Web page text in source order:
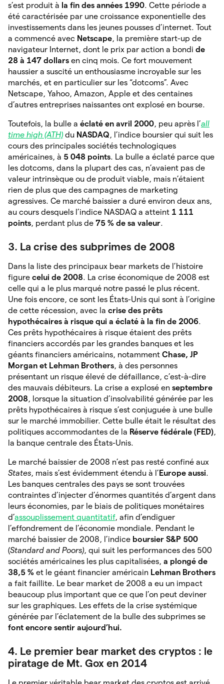
s’est produit à la fin des années 1990. Cette période a
été caractérisée par une croissance exponentielle des
investissements dans les jeunes pousses d’internet. Tout
a commencé avec Netscape, la première start-up de
navigateur Internet, dont le prix par action a bondi de
28 à 147 dollars en cinq mois. Ce fort mouvement
haussier a suscité un enthousiasme incroyable sur les
marchés, et en particulier sur les “dotcoms”. Avec
Netscape, Yahoo, Amazon, Apple et des centaines
d’autres entreprises naissantes ont explosé en bourse.
Toutefois, la bulle a éclaté en avril 2000, peu après l’all
time high (ATH) du NASDAQ, l’indice boursier qui suit les
cours des principales sociétés technologiques
américaines, à 5 048 points. La bulle a éclaté parce que
les dotcoms, dans la plupart des cas, n’avaient pas de
valeur intrinsèque ou de produit viable, mais n’étaient
rien de plus que des campagnes de marketing
agressives. Ce marché baissier a duré environ deux ans,
au cours desquels l’indice NASDAQ a atteint 1 111
points, perdant plus de 75 % de sa valeur.
3. La crise des subprimes de 2008
Dans la liste des principaux bear markets de l’histoire
figure celui de 2008. La crise économique de 2008 est
celle qui a le plus marqué notre passé le plus récent.
Une fois encore, ce sont les États-Unis qui sont à l’origine
de cette récession, avec la crise des prêts
hypothécaires à risque qui a éclaté à la fin de 2006.
Ces prêts hypothécaires à risque étaient des prêts
financiers accordés par les grandes banques et les
géants financiers américains, notamment Chase, JP
Morgan et Lehman Brothers, à des personnes
présentant un risque élevé de défaillance, c’est-à-dire
des mauvais débiteurs. La crise a explosé en septembre
2008, lorsque la situation d’insolvabilité générée par les
prêts hypothécaires à risque s’est conjuguée à une bulle
sur le marché immobilier. Cette bulle était le résultat des
politiques accommodantes de la Réserve fédérale (FED),
la banque centrale des États-Unis.
Le marché baissier de 2008 n’est pas resté confiné aux
States, mais s’est évidemment étendu à l’ Europe aussi.
Les banques centrales des pays se sont trouvées
contraintes d’injecter d’énormes quantités d’argent dans
leurs économies, par le biais de politiques monétaires
d’assouplissement quantitatif, afin d’endiguer
l’effondrement de l’économie mondiale. Pendant le
marché baissier de 2008, l’indice boursier S&P 500
(Standard and Poors), qui suit les performances des 500
sociétés américaines les plus capitalisées, a plongé de
38,5 % et le géant financier américain Lehman Brothers
a fait faillite. Le bear market de 2008 a eu un impact
beaucoup plus important que ce que l’on peut deviner
sur les graphiques. Les effets de la crise systémique
générée par l’éclatement de la bulle des subprimes se
font encore sentir aujourd’hui.
4. Le premier bear market des cryptos : le
piratage de Mt. Gox en 2014